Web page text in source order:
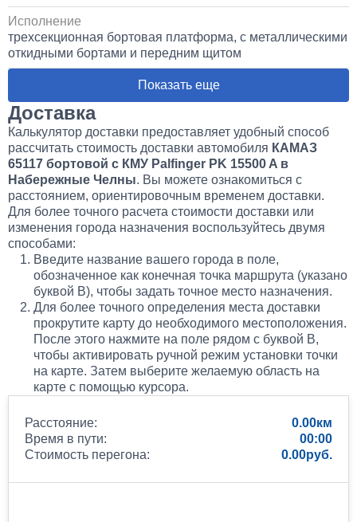
Исполнение
трехсекционная бортовая платформа, с металлическими
откидными бортами и передним щитом
Показать еще
Доставка
Калькулятор доставки предоставляет удобный способ
рассчитать стоимость доставки автомобиля КАМАЗ
65117 бортовой с КМУ Palfinger PK 15500 A в
Набережные Челны. Вы можете ознакомиться с
расстоянием, ориентировочным временем доставки.
Для более точного расчета стоимости доставки или
изменения города назначения воспользуйтесь двумя
способами:
Введите название вашего города в поле,
обозначенное как конечная точка маршрута (указано
буквой B), чтобы задать точное место назначения.
Для более точного определения места доставки
прокрутите карту до необходимого местоположения.
После этого нажмите на поле рядом с буквой B,
чтобы активировать ручной режим установки точки
на карте. Затем выберите желаемую область на
карте с помощью курсора.
Расстояние:
0.00
Время в пути:
00:00
Стоимость перегона:
0.00